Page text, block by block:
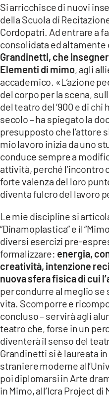
Network
LACPLAY.IT
LACTV.IT
LACONAIR.IT
LACITYMAG.IT
ILREGGINO.IT
COSENZACHANNEL.IT
ILVIBONESE.IT
CATANZAROCHANNEL.IT
LACAPITALENEWS.IT
App
ANDROID
APPLE
Si arricchisce di nuovi
della Scuola di
Cordopatri. Ad entrare a
consolidata ed altamente
Grandinetti, che
Elementi di mimo, agli
accademico. «L’azione
del corpo per la scena,
del teatro del ‘900 e di
secolo – ha spiegato la
presupposto che l’attore
mio lavoro inizia da uno
conduce sempre a
attività, perché l’incontro
forte valenza del loro
diventa fulcro del lavoro
Le mie discipline si
“Dinamoplastica” e il
diversi esercizi pre-
formalizzare: energia,
creatività, intenzione
nuova sfera fisica di cui
per condurre al meglio se
vita. Scomporre e
concluso – servirà agli
teatro che, forse in un
diventerà il senso del
Grandinetti si è laureata
straniere moderne
poi diplomarsi in Arte
in Mimo, all’Icra Project di